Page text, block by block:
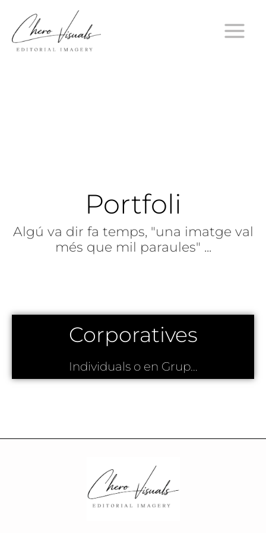
contingut
Portfoli
Algú va dir fa temps, "una imatge val
més que mil paraules" ...
Corporatives
Individuals o en Grup…